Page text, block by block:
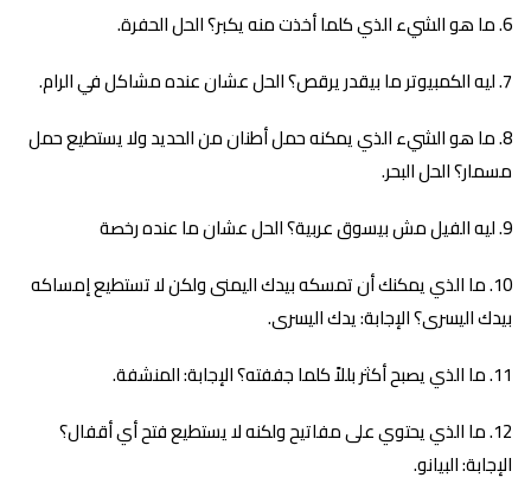
ما هو الشيء الذي كلما أخذت منه يكبر؟ الحل الحفرة.
ليه الكمبيوتر ما بيقدر يرقص؟ الحل عشان عنده مشاكل في الرام.
ما هو الشيء الذي يمكنه حمل أطنان من الحديد ولا يستطيع حمل
مسمار؟ الحل البحر.
ليه الفيل مش بيسوق عربية؟ الحل عشان ما عنده رخصة
ما الذي يمكنك أن تمسكه بيدك اليمنى ولكن لا تستطيع إمساكه
بيدك اليسرى؟ الإجابة: يدك اليسرى.
ما الذي يصبح أكثر بللاً كلما جففته؟ الإجابة: المنشفة.
ما الذي يحتوي على مفاتيح ولكنه لا يستطيع فتح أي أقفال؟
الإجابة: البيانو.